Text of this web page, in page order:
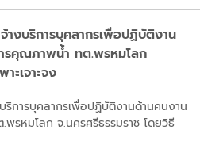
างบริการบุคลากรเพื่อปฏิบัติงาน
รคุณภาพน้ำ ทต.พรหมโลก
ะเจาะจง
ริการบุคลากรเพื่อปฏิบัติงานด้านคนงาน
รหมโลก จ.นครศรีธรรมราช โดยวิธี